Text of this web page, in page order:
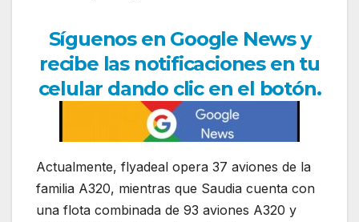
Síguenos en Google News y
recibe las notificaciones en tu
celular dando clic en el botón.
Actualmente, flyadeal opera 37 aviones de la
familia A320, mientras que Saudia cuenta con
una flota combinada de 93 aviones A320 y